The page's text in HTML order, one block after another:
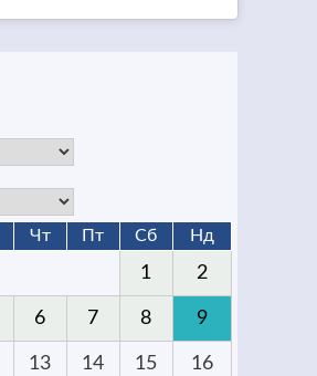
Чт Пт Сб Нд
1 2
6 7 8 9
13 14 15 16